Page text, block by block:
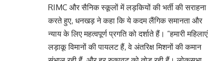
RIMC और सैनिक स्कूलों में लड़कियों की भर्ती की सराहना
करते हुए, धनखड़ ने कहा कि ये कदम लैंगिक समानता और
न्याय के लिए महत्वपूर्ण प्रगति को दर्शाते हैं। “हमारी महिलाएं
लड़ाकू विमानों की पायलट हैं, वे अंतरिक्ष मिशनों की कमान